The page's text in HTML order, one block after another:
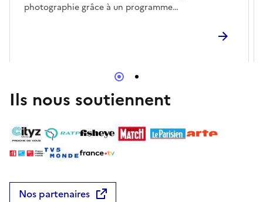
photographie grâce à un programme
partir de données textuelles. Ce projet artistique
l’émergence d’outils créatifs basés sur l’intelligence
artificielle. Leur impact sur la photographie et la
capacité de celle-ci à traduire la réalité et à écrire
permanence notre rapport aux images et aux
nouvelles technologies. En partenariat avec LinCS
(Université de Strasbourg), IDEAS (Aix-Marseille
Centre Photographique Marseille.
Ils nous soutiennent
Nos partenaires